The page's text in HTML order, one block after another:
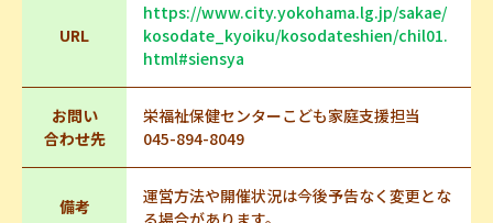
URL
https://www.city.yokohama.lg.jp/sakae/
kosodate_kyoiku/kosodateshien/chil01.
html#siensya
お問い
合わせ先
栄福祉保健センターこども家庭支援担当
045-894-8049
備考
運営方法や開催状況は今後予告なく変更とな
る場合があります。